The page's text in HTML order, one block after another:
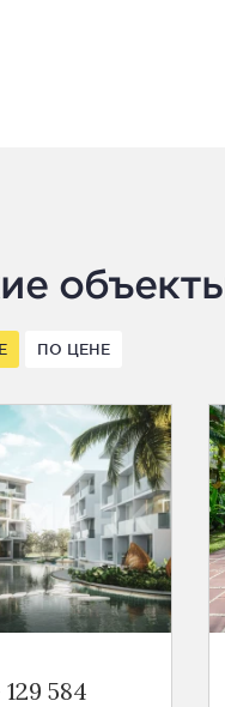
ПО ЦЕНЕ
129 584